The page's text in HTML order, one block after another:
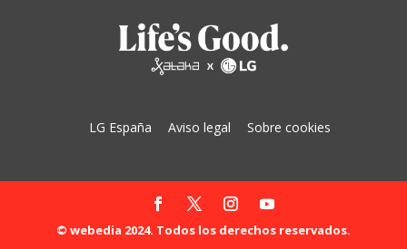
LG España Aviso legal Sobre cookies
© webedia 2024. Todos los derechos reservados.